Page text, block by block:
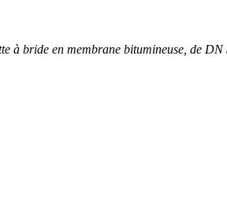
à bride en membrane bitumineuse, de